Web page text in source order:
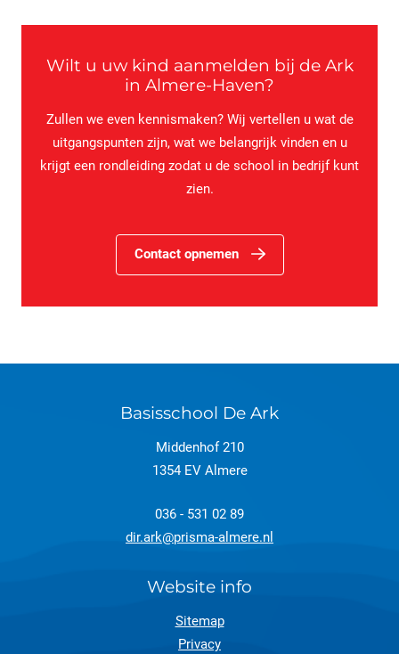
Wilt u uw kind aanmelden bij de Ark
in Almere-Haven?
Zullen we even kennismaken? Wij vertellen u wat de
uitgangspunten zijn, wat we belangrijk vinden en u
krijgt een rondleiding zodat u de school in bedrijf kunt
zien.
Contact opnemen
Basisschool De Ark
Middenhof 210
1354 EV Almere
036 - 531 02 89
dir.ark@prisma-almere.nl
Website info
Sitemap
Privacy